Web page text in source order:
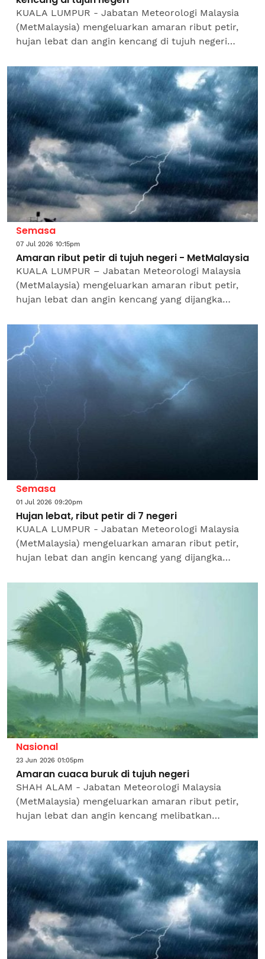
KUALA LUMPUR - Jabatan Meteorologi Malaysia
(MetMalaysia) mengeluarkan amaran ribut petir,
hujan lebat dan angin kencang di tujuh negeri
memaklumkan negeri...
Semasa
07 Jul 2026 10:15pm
Amaran ribut petir di tujuh negeri - MetMalaysia
KUALA LUMPUR – Jabatan Meteorologi Malaysia
(MetMalaysia) mengeluarkan amaran ribut petir,
hujan lebat dan angin kencang yang dijangka
ini.MetMalaysia...
Semasa
01 Jul 2026 09:20pm
Hujan lebat, ribut petir di 7 negeri
KUALA LUMPUR - Jabatan Meteorologi Malaysia
(MetMalaysia) mengeluarkan amaran ribut petir,
hujan lebat dan angin kencang yang dijangka
ini.MetMalaysia dalam...
Nasional
23 Jun 2026 01:05pm
Amaran cuaca buruk di tujuh negeri
SHAH ALAM - Jabatan Meteorologi Malaysia
(MetMalaysia) mengeluarkan amaran ribut petir,
hujan lebat dan angin kencang melibatkan
petang pada...